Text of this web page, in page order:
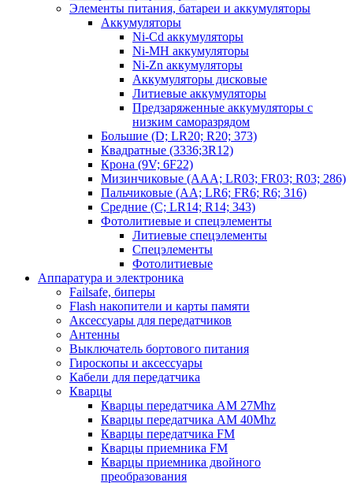
Элементы питания, батареи и аккумуляторы
Аккумуляторы
Ni-Cd аккумуляторы
Ni-MH аккумуляторы
Ni-Zn аккумуляторы
Аккумуляторы дисковые
Литиевые аккумуляторы
Предзаряженные аккумуляторы с
низким саморазрядом
Большие (D; LR20; R20; 373)
Квадратные (3336;3R12)
Крона (9V; 6F22)
Мизинчиковые (AAA; LR03; FR03; R03; 286)
Пальчиковые (AA; LR6; FR6; R6; 316)
Средние (C; LR14; R14; 343)
Фотолитиевые и спецэлементы
Литиевые спецэлементы
Спецэлементы
Фотолитиевые
Аппаратура и электроника
Failsafe, биперы
Flash накопители и карты памяти
Аксессуары для передатчиков
Антенны
Выключатель бортового питания
Гироскопы и аксессуары
Кабели для передатчика
Кварцы
Кварцы передатчика AM 27Mhz
Кварцы передатчика AM 40Mhz
Кварцы передатчика FM
Кварцы приемника FM
Кварцы приемника двойного
преобразования